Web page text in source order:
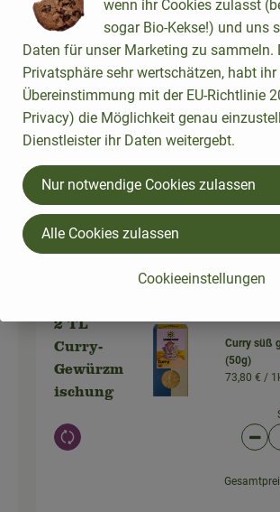
Auswahl ändern
200 ml
Kokosmil
Auswahl ändern
(0,2L)
9,95 € /l
2 TL
Curry-
Gewürzm
ischung
Auswahl ändern
Curry süß
(50g)
73,80 € /
wenn ihr Cookies zulasst
sogar Bio-Kekse!) und uns
Daten für unser Marketing zu sammeln.
Privatsphäre sehr wertschätzen, habt ihr
Übereinstimmung mit der EU-Richtlinie
Privacy) die Möglichkeit genau
Dienstleister ihr Daten weitergebt.
Cookieeinstellungen
Nur notwendige Cookies zulassen
Alle Cookies zulassen